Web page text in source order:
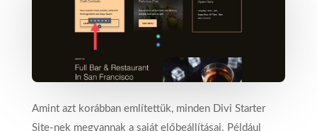
Amint azt korábban említettük, minden Divi Starter
Site-nek megvannak a saját előbeállításai. Például